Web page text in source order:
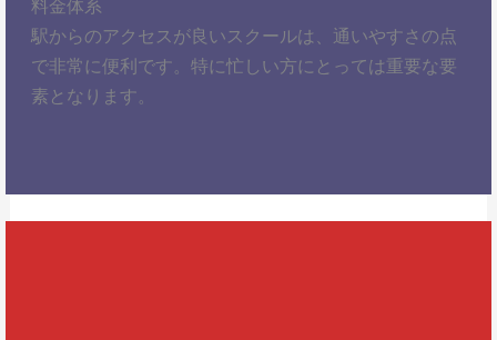
料金体系
駅からのアクセスが良いスクールは、通いやすさの点
で非常に便利です。特に忙しい方にとっては重要な要
素となります。